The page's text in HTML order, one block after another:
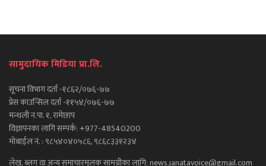
सामुदायिक मिडिया प्रा.लि.
सूचना विभाग दर्ता -१८६२/०७६-७७
प्रेस काउन्सिल दर्ता -११५४/०७६-७७
मन्थली न.पा. १, रामेछाप
विज्ञापनका लागि सम्पर्क: +977-48540200
मोबाईल नं. : ९८५४०४०५८६, ९८६८३३१२३४
लेख, ब्लग वा अन्य समाचारमुलक सामग्रीका लागि: news.janatavoice@gmail.com